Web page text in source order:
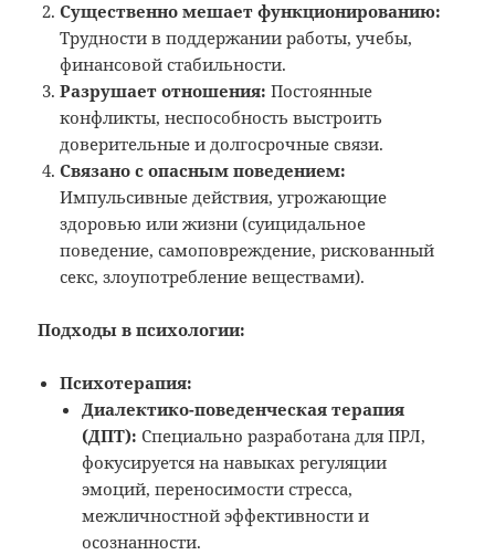
Существенно мешает функционированию:
Трудности в поддержании работы, учебы,
финансовой стабильности.
Разрушает отношения: Постоянные
конфликты, неспособность выстроить
доверительные и долгосрочные связи.
Связано с опасным поведением:
Импульсивные действия, угрожающие
здоровью или жизни (суицидальное
поведение, самоповреждение, рискованный
секс, злоупотребление веществами).
Подходы в психологии:
Психотерапия:
Диалектико-поведенческая терапия
(ДПТ): Специально разработана для ПРЛ,
фокусируется на навыках регуляции
эмоций, переносимости стресса,
межличностной эффективности и
осознанности.